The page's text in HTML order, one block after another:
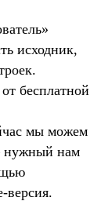
исходник,
бесплатной
мы можем
нужный нам
версия.